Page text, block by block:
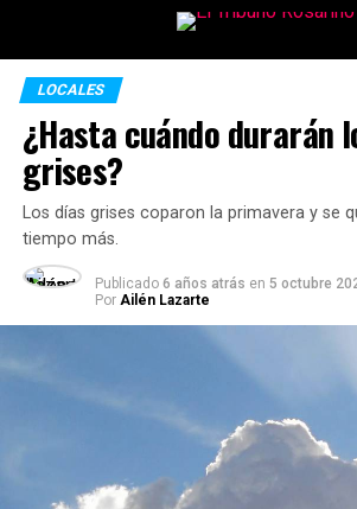
LOCALES
¿Hasta cuándo durarán
grises?
Los días grises coparon la primavera y se
tiempo más.
Publicado 6 años atrás en 5 octubre
Por Ailén Lazarte